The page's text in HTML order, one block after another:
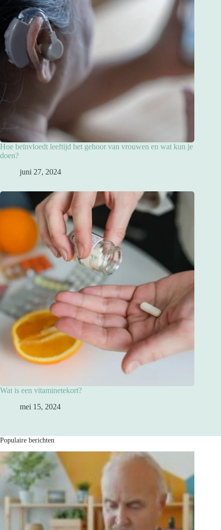
Hoe beïnvloedt leeftijd het gehoor van vrouwen en wat kun je
doen?
juni 27, 2024
Wat is een vitaminetekort?
mei 15, 2024
Populaire berichten